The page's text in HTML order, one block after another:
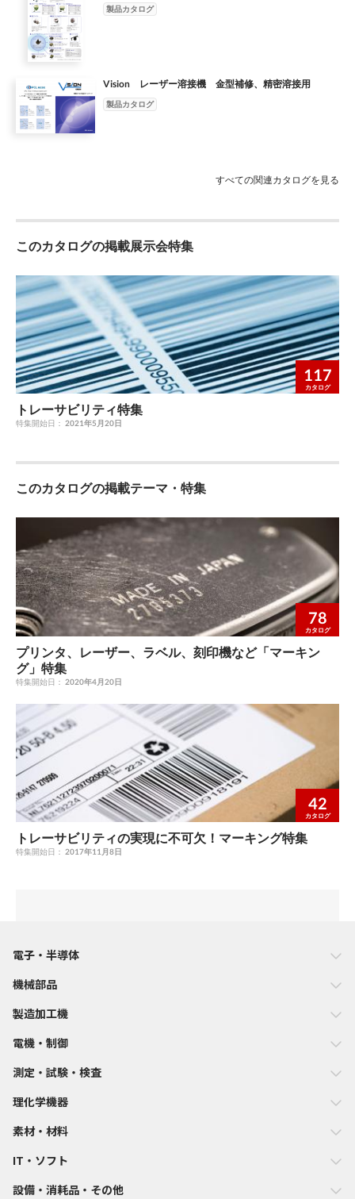
製品カタログ
Vision レーザー溶接機 金型補修、精密溶接用
製品カタログ
すべての関連カタログを見る
このカタログの掲載展示会特集
117
カタログ
トレーサビリティ特集
特集開始日： 2021年5月20日
このカタログの掲載テーマ・特集
78
カタログ
プリンタ、レーザー、ラベル、刻印機など「マーキン
グ」特集
特集開始日： 2020年4月20日
42
カタログ
トレーサビリティの実現に不可欠！マーキング特集
特集開始日： 2017年11月8日
電子・半導体
機械部品
製造加工機
電機・制御
測定・試験・検査
理化学機器
素材・材料
IT・ソフト
設備・消耗品・その他